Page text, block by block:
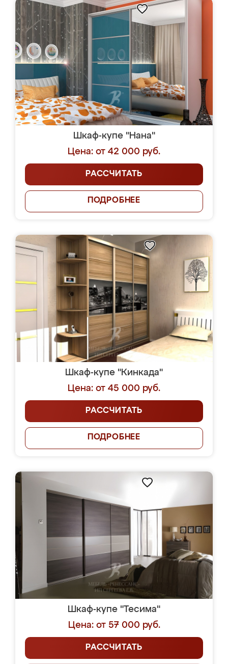
Шкаф-купе "Нана"
Цена: от 42 000 руб.
РАССЧИТАТЬ
ПОДРОБНЕЕ
Шкаф-купе "Кинкада"
Цена: от 45 000 руб.
РАССЧИТАТЬ
ПОДРОБНЕЕ
Шкаф-купе "Тесима"
Цена: от 57 000 руб.
РАССЧИТАТЬ